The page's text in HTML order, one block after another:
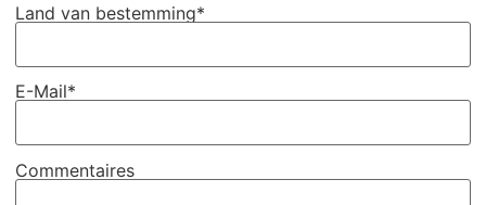
Land van bestemming*
E-Mail*
Commentaires